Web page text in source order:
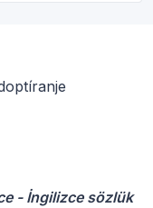
- İngilizce sözlük